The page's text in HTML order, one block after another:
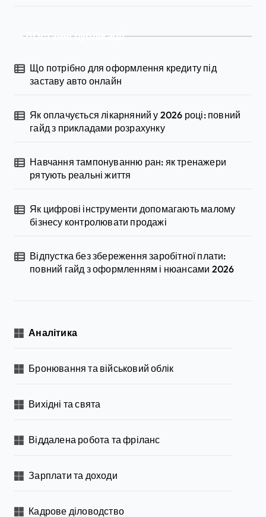
я
з
а
и
і
в
Останні публікації
Що потрібно для оформлення кредиту під
заставу авто онлайн
Як оплачується лікарняний у 2026 році: повний
гайд з прикладами розрахунку
Навчання тампонуванню ран: як тренажери
рятують реальні життя
Як цифрові інструменти допомагають малому
бізнесу контролювати продажі
Відпустка без збереження заробітної плати:
повний гайд з оформленням і нюансами 2026
Аналітика
Бронювання та військовий облік
Вихідні та свята
Віддалена робота та фріланс
Зарплати та доходи
Кадрове діловодство